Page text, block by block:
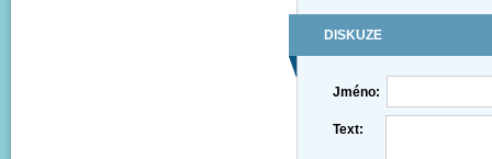
DISKUZE
Jméno:
Text: